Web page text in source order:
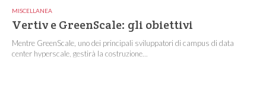
MISCELLANEA
Vertiv e GreenScale: gli obiettivi
Mentre GreenScale, uno dei principali sviluppatori di campus di data
center hyperscale, gestirà la costruzione...